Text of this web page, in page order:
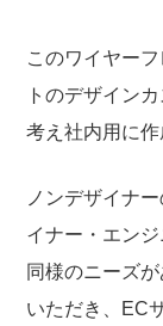
このワイヤー
トのデザイン
考え社内用に作
ノンデザイナ
イナー・エン
同様のニーズ
いただき、EC